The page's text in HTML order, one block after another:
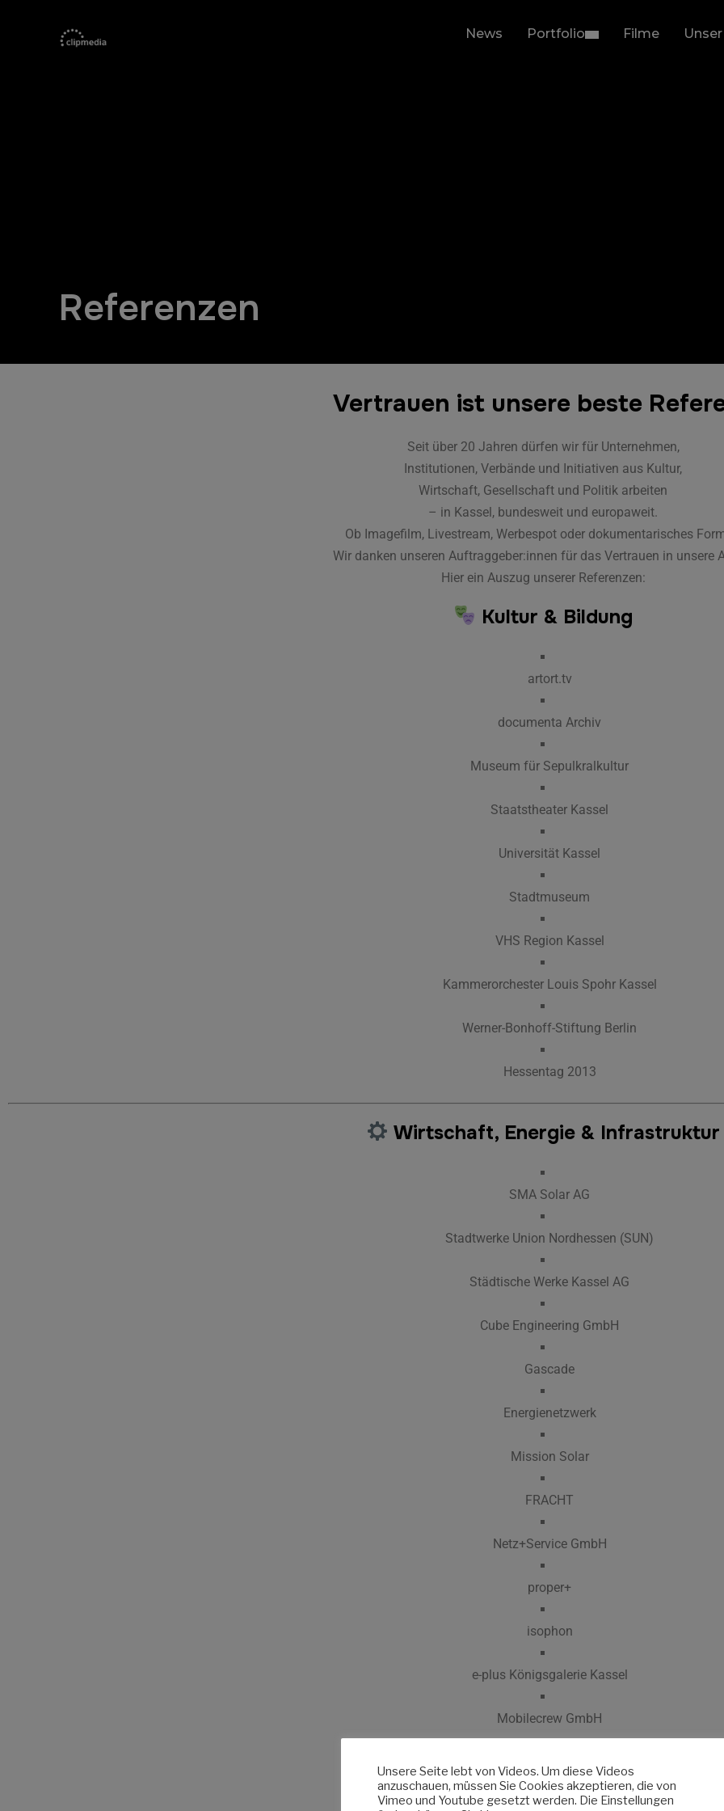
News Portfolio Filme
Referenzen
Vertrauen ist unsere beste
Seit über 20 Jahren dürfen wir für Unternehmen,
Institutionen, Verbände und Initiativen aus Kultur,
Wirtschaft, Gesellschaft und Politik arbeiten
– in Kassel, bundesweit und europaweit.
Ob Imagefilm, Livestream, Werbespot oder dokumentarisches
Wir danken unseren Auftraggeber:innen für das Vertrauen in unsere
Hier ein Auszug unserer Referenzen:
Kultur & Bildung
artort.tv
documenta Archiv
Museum für Sepulkralkultur
Staatstheater Kassel
Universität Kassel
Stadtmuseum
VHS Region Kassel
Kammerorchester Louis Spohr Kassel
Werner-Bonhoff-Stiftung Berlin
Hessentag 2013
Wirtschaft, Energie & Infrastruktur
SMA Solar AG
Stadtwerke Union Nordhessen (SUN)
Städtische Werke Kassel AG
Cube Engineering GmbH
Gascade
Energienetzwerk
Mission Solar
FRACHT
Netz+Service GmbH
proper+
isophon
e-plus Königsgalerie Kassel
Mobilecrew GmbH
KVV
Unsere Seite lebt von Videos. Um diese Videos
anzuschauen, müssen Sie Cookies akzeptieren, die von
Vimeo und Youtube gesetzt werden. Die Einstellungen